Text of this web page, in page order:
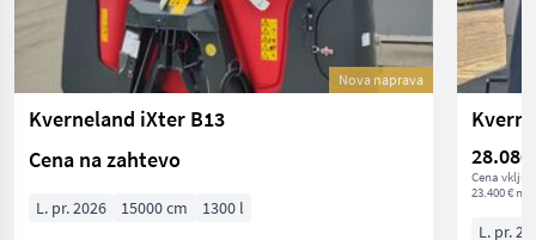
Nova naprava
Kverneland iXter B13
Cena na zahtevo
L. pr. 2026 15000 cm 1300 l
28.080
Cena
23.400 €
L. pr.